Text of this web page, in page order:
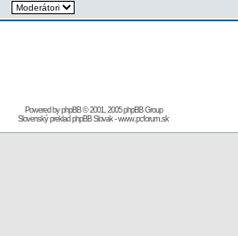
Powered byphpBB© 2001, 2005 phpBB Group
Slovenský preklad phpBB Slovak-www.pcforum.sk